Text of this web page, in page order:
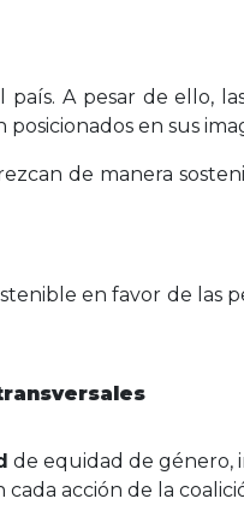
A pesar de ello,
en sus
de manera
en favor de las
de equidad de género,
cada acción de la